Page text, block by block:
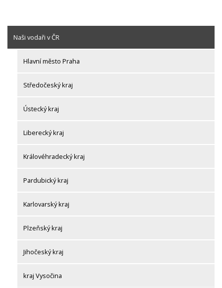
Naši vodaři v ČR
Hlavní město Praha
Středočeský kraj
Ústecký kraj
Liberecký kraj
Královéhradecký kraj
Pardubický kraj
Karlovarský kraj
Plzeňský kraj
Jihočeský kraj
kraj Vysočina